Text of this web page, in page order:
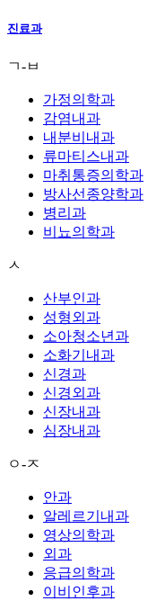
진료과
ㄱ-ㅂ
가정의학과
감염내과
내분비내과
류마티스내과
마취통증의학과
방사선종양학과
병리과
비뇨의학과
ㅅ
산부인과
성형외과
소아청소년과
소화기내과
신경과
신경외과
신장내과
심장내과
ㅇ-ㅈ
안과
알레르기내과
영상의학과
외과
응급의학과
이비인후과